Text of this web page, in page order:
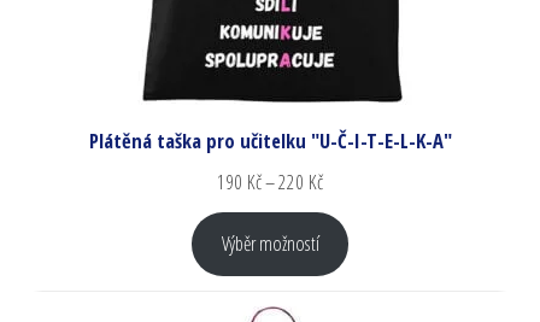
Plátěná taška pro učitelku "U-Č-I-T-E-L-K-A"
190 Kč–220 Kč
Výběr možností